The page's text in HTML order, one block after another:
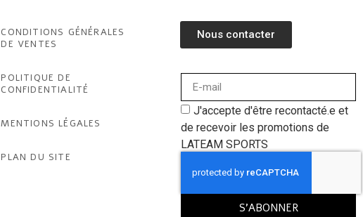
CONDITIONS GÉNÉRALES
DE VENTES
POLITIQUE DE
CONFIDENTIALITÉ
MENTIONS LÉGALES
PLAN DU SITE
Nous contacter
J'accepte d'être recontacté.e et
de recevoir les promotions de
LATEAM SPORTS
S'ABONNER